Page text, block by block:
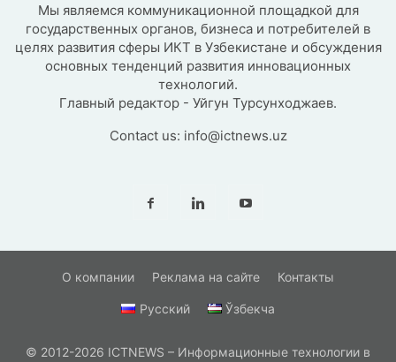
Мы являемся коммуникационной площадкой для
государственных органов, бизнеса и потребителей в
целях развития сферы ИКТ в Узбекистане и обсуждения
основных тенденций развития инновационных
технологий.
Главный редактор - Уйгун Турсунходжаев.
Contact us: info@ictnews.uz
О компании Реклама на сайте Контакты
Русский Ўзбекча
© 2012-2026 ICTNEWS – Информационные технологии в